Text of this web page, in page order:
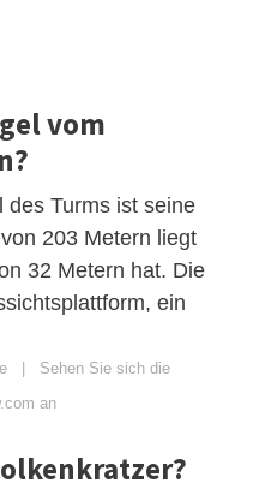
vom
des Turms ist seine
203 Metern liegt
32 Metern hat. Die
ein
| Sehen Sie sich die
an